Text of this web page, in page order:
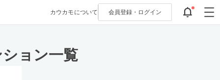
カウカモについて 会員登録・ ログイン
ョン一覧